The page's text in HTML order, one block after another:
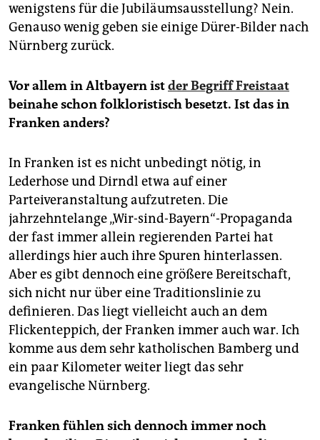
wenigstens für die Jubiläumsausstellung? Nein.
Genauso wenig geben sie einige Dürer-Bilder nach
Nürnberg zurück.
Vor allem in Altbayern istder Begriff Freistaat
beinahe schon folkloristisch besetzt. Ist das in
Franken anders?
In Franken ist es nicht unbedingt nötig, in
Lederhose und Dirndl etwa auf einer
Parteiveranstaltung aufzutreten. Die
jahrzehntelange „Wir-sind-Bayern“-Propaganda
der fast immer allein regierenden Partei hat
allerdings hier auch ihre Spuren hinterlassen.
Aber es gibt dennoch eine größere Bereitschaft,
sich nicht nur über eine Traditionslinie zu
definieren. Das liegt vielleicht auch an dem
Flickenteppich, der Franken immer auch war. Ich
komme aus dem sehr katholischen Bamberg und
ein paar Kilometer weiter liegt das sehr
evangelische Nürnberg.
Franken fühlen sich dennoch immer noch